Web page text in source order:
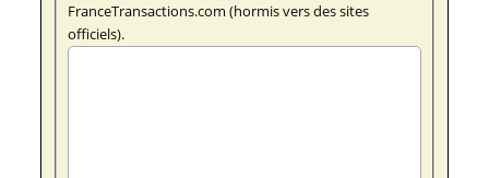
FranceTransactions.com (hormis vers des sites
officiels).